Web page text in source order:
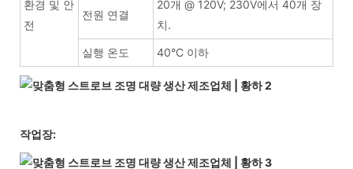
환경 및 안
전
전원 연결
20개 @ 120V; 230V에서 40개 장
치.
실행 온도 40°C 이하
작업장: